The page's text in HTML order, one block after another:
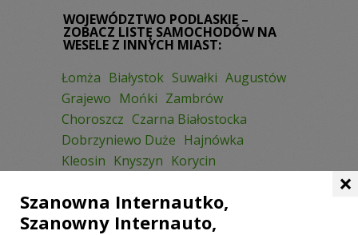
WOJEWÓDZTWO PODLASKIE –
ZOBACZ LISTĘ SAMOCHODÓW NA
WESELE Z INNYCH MIAST:
Łomża Białystok Suwałki Augustów
Grajewo Mońki Zambrów
Choroszcz Czarna Białostocka
Dobrzyniewo Duże Hajnówka
Kleosin Knyszyn Korycin
Niewodnica Kościelna Sokołda
Sokółka Suchowola Supraśl
×
Szanowna Internautko,
Szanowny Internauto,